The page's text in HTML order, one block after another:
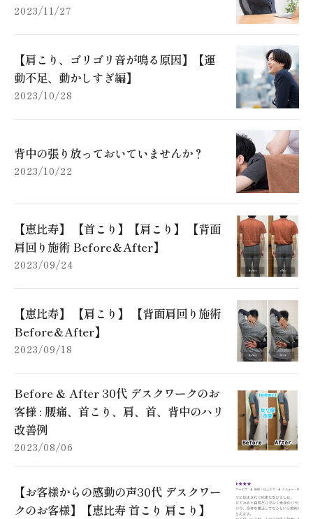
2023/11/27
【肩こり、ゴリゴリ音が鳴る原因】【運
動不足、動かしすぎ編】
2023/10/28
背中の張り放っておいていませんか？
2023/10/22
【恵比寿】 【首こり】【肩こり】 【背面
肩回り施術 Before＆After】
2023/09/24
【恵比寿】 【肩こり】 【背面肩回り施術
Before＆After】
2023/09/18
Before & After 30代 デスクワークのお
客様 : 腰痛、首こり、肩、首、背中のハリ
改善例
2023/08/06
【お客様からの感動の声30代 デスクワー
クのお客様】【恵比寿 首こり 肩こり】